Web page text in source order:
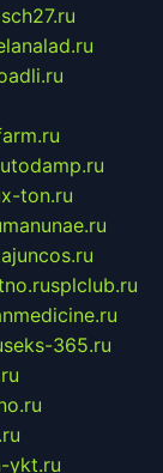
x-ton.ru
manunae.ru
splclub.ru
seks-365.ru
ykt.ru